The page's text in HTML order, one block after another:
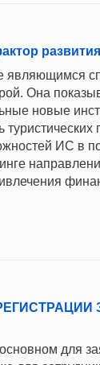
являющимся
Она
новые
ИС в
для